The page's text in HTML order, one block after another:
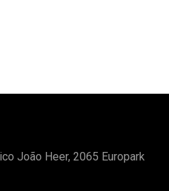
João Heer, 2065 Europark